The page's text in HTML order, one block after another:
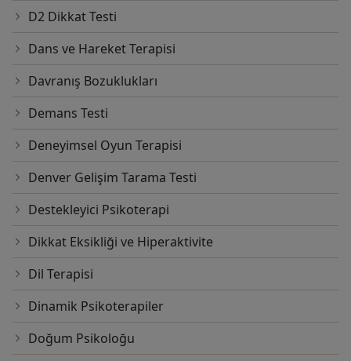
D2 Dikkat Testi
Dans ve Hareket Terapisi
Davranış Bozuklukları
Demans Testi
Deneyimsel Oyun Terapisi
Denver Gelişim Tarama Testi
Destekleyici Psikoterapi
Dikkat Eksikliği ve Hiperaktivite
Dil Terapisi
Dinamik Psikoterapiler
Doğum Psikoloğu